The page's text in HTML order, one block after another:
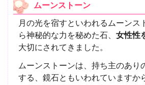
ムーンストーン
月の光を宿すといわれるムーンス
ら神秘的な力を秘めた石、女性性
大切にされてきました。
ムーンストーンは、持ち主のあり
する、鏡石ともいわれていますか